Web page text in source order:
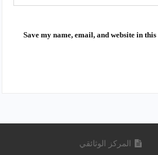
Save my name, email, and website in
المركز الوثائقي